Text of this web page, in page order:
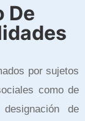
De
por sujetos
como de
de